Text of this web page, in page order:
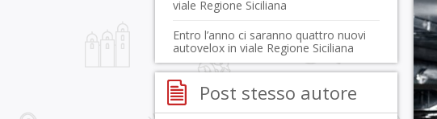
viale Regione Siciliana
Entro l’anno ci saranno quattro nuovi
autovelox in viale Regione Siciliana
Post stesso autore